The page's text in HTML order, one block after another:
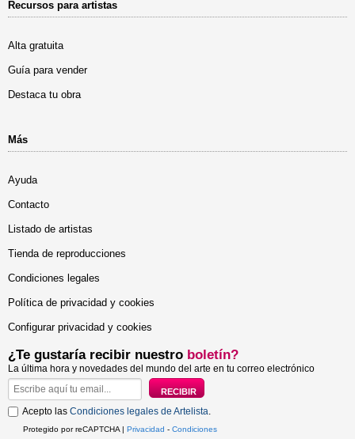
Recursos para artistas
Alta gratuita
Guía para vender
Destaca tu obra
Más
Ayuda
Contacto
Listado de artistas
Tienda de reproducciones
Condiciones legales
Política de privacidad y cookies
Configurar privacidad y cookies
¿Te gustaría recibir nuestro boletín?
La última hora y novedades del mundo del arte en tu correo electrónico
Acepto las Condiciones legales de Artelista.
Protegido por reCAPTCHA | Privacidad - Condiciones